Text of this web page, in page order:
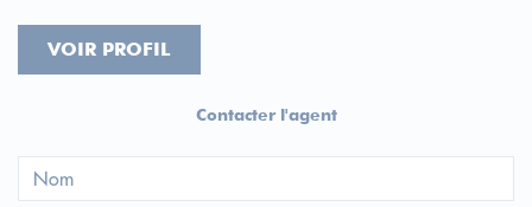
VOIR PROFIL
Contacter l'agent